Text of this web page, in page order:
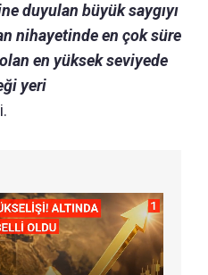
duyulan büyük saygıyı
nihayetinde en çok süre
en yüksek seviyede
yeri